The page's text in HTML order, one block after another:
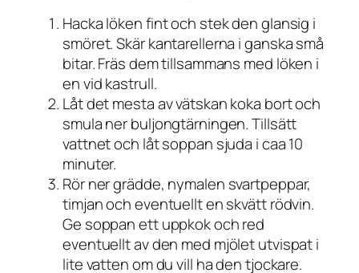
Hacka löken fint och stek den glansig i
smöret. Skär kantarellerna i ganska små
bitar. Fräs dem tillsammans med löken i
en vid kastrull.
Låt det mesta av vätskan koka bort och
smula ner buljongtärningen. Tillsätt
vattnet och låt soppan sjuda i caa 10
minuter.
Rör ner grädde, nymalen svartpeppar,
timjan och eventuellt en skvätt rödvin.
Ge soppan ett uppkok och red
eventuellt av den med mjölet utvispat i
lite vatten om du vill ha den tjockare.